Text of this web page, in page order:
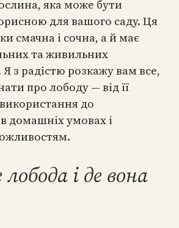
яка може бути
для вашого саду. Ця
смачна і сочна, а й має
та живильних
з радістю розкажу вам все,
про лободу — від її
до
домашніх умовах і
і де вона